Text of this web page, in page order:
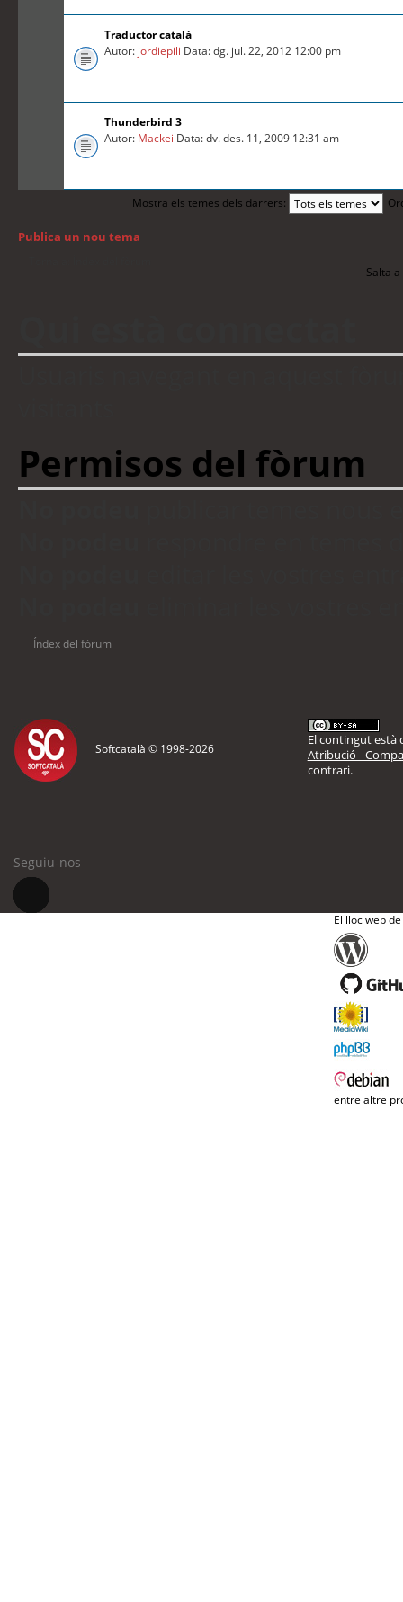
Traductor català
Autor: jordiepili Data: dg. jul. 22, 2012 12:00 pm
Thunderbird 3
Autor: Mackei Data: dv. des. 11, 2009 12:31 am
Mostra els temes dels darrers:
Publica un nou tema
Salta a
Permisos del fòrum
Índex del fòrum
Softcatalà © 1998-2026
El contingut està
Atribució -
contrari.
Seguiu-nos
El lloc web
entre altre